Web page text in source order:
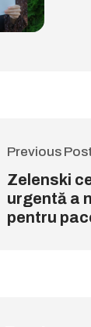
Previous
Zelenski
urgentă a
pentru